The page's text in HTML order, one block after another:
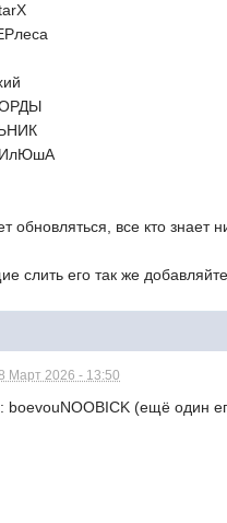
обновляться, все кто знает
слить его так же
Март 2026 - 13:50
boevouNOOBICK (ещё один